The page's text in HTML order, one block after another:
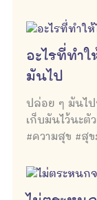
อะไรที่ทำ
มันไป
ปล่อย ๆ มันไป
เก็บมันไว้นะตั
#ความสุข #สุ